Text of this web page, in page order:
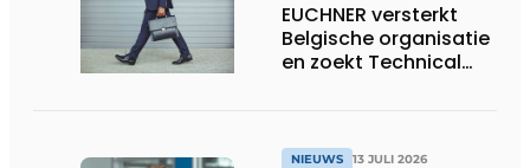
EUCHNER versterkt
Belgische organisatie
en zoekt Technical
NIEUWS 13 JULI 2026